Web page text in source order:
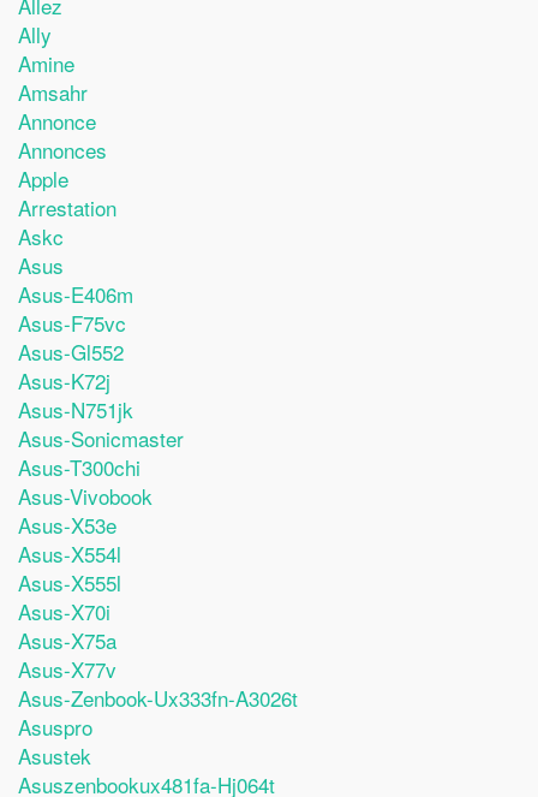
Ally
Amine
Amsahr
Annonce
Annonces
Apple
Arrestation
Askc
Asus
Asus-E406m
Asus-F75vc
Asus-Gl552
Asus-K72j
Asus-N751jk
Asus-Sonicmaster
Asus-T300chi
Asus-Vivobook
Asus-X53e
Asus-X554l
Asus-X555l
Asus-X70i
Asus-X75a
Asus-X77v
Asus-Zenbook-Ux333fn-A3026t
Asuspro
Asustek
Asuszenbookux481fa-Hj064t